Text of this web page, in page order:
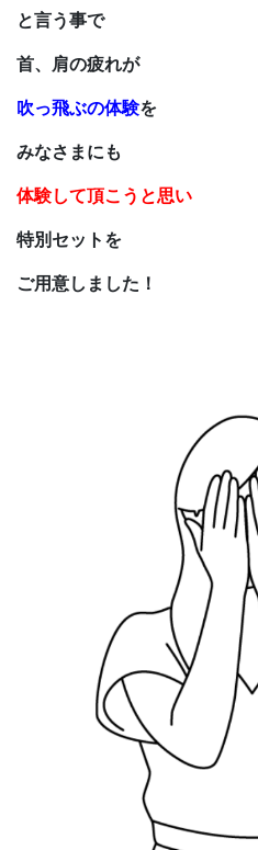
と言う事で
首、肩の疲れが
吹っ飛ぶの体験を
みなさまにも
体験して頂こうと思い
特別セットを
ご用意しました！